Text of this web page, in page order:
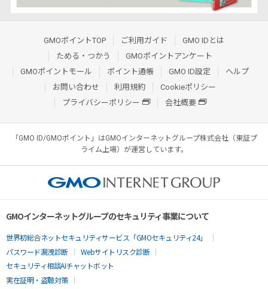
GMOポイントTOP ご利用ガイド
GMO IDとは
ためる・つかう
GMOポイントアンケート
GMOポイントモール
ポイント通帳 GMO ID設定
ヘルプ
お問い合わせ
利用規約
Cookieポリシー
プライバシーポリシー
会社概要
「GMO ID/GMOポイント」はGMOインターネットグループ株式会社（東証プ
ライム上場）が運営しています。
GMOインターネットグループのセキュリティ事業について
世界初総合ネットセキュリティサービス「GMOセキュリティ24」
パスワード漏洩診断
Webサイトリスク診断
セキュリティ相談AIチャットボット
実在証明・盗聴対策